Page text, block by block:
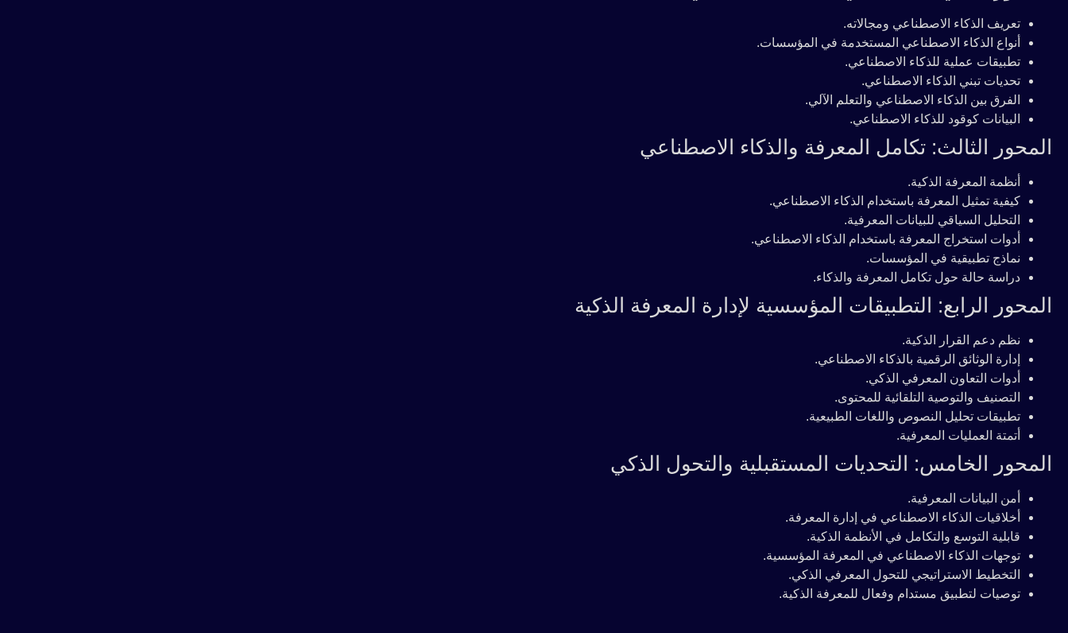
تعريف الذكاء الاصطناعي ومجالاته.
أنواع الذكاء الاصطناعي المستخدمة في المؤسسات.
تطبيقات عملية للذكاء الاصطناعي.
تحديات تبني الذكاء الاصطناعي.
الفرق بين الذكاء الاصطناعي والتعلم الآلي.
البيانات كوقود للذكاء الاصطناعي.
المحور الثالث: تكامل المعرفة والذكاء الاصطناعي
أنظمة المعرفة الذكية.
كيفية تمثيل المعرفة باستخدام الذكاء الاصطناعي.
التحليل السياقي للبيانات المعرفية.
أدوات استخراج المعرفة باستخدام الذكاء الاصطناعي.
نماذج تطبيقية في المؤسسات.
دراسة حالة حول تكامل المعرفة والذكاء.
المحور الرابع: التطبيقات المؤسسية لإدارة المعرفة الذكية
نظم دعم القرار الذكية.
إدارة الوثائق الرقمية بالذكاء الاصطناعي.
أدوات التعاون المعرفي الذكي.
التصنيف والتوصية التلقائية للمحتوى.
تطبيقات تحليل النصوص واللغات الطبيعية.
أتمتة العمليات المعرفية.
المحور الخامس: التحديات المستقبلية والتحول الذكي
أمن البيانات المعرفية.
أخلاقيات الذكاء الاصطناعي في إدارة المعرفة.
قابلية التوسع والتكامل في الأنظمة الذكية.
توجهات الذكاء الاصطناعي في المعرفة المؤسسية.
التخطيط الاستراتيجي للتحول المعرفي الذكي.
توصيات لتطبيق مستدام وفعال للمعرفة الذكية.